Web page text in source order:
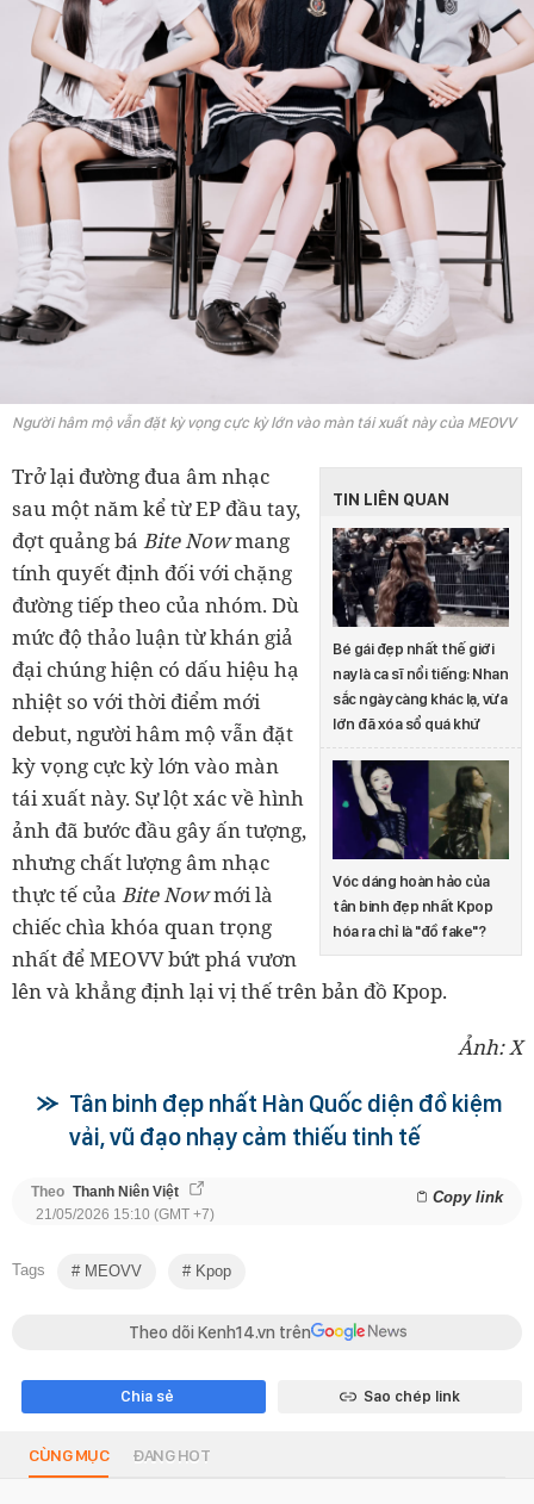
Người hâm mộ vẫn đặt kỳ vọng cực kỳ lớn vào màn tái xuất này của MEOVV
TIN LIÊN QUAN
Bé gái đẹp nhất thế giới
nay là ca sĩ nổi tiếng: Nhan
sắc ngày càng khác lạ, vừa
lớn đã xóa sổ quá khứ
Vóc dáng hoàn hảo của
tân binh đẹp nhất Kpop
hóa ra chỉ là "đồ fake"?
Trở lại đường đua âm nhạc
sau một năm kể từ EP đầu tay,
đợt quảng bá Bite Nowmang
tính quyết định đối với chặng
đường tiếp theo của nhóm. Dù
mức độ thảo luận từ khán giả
đại chúng hiện có dấu hiệu hạ
nhiệt so với thời điểm mới
debut, người hâm mộ vẫn đặt
kỳ vọng cực kỳ lớn vào màn
tái xuất này. Sự lột xác về hình
ảnh đã bước đầu gây ấn tượng,
nhưng chất lượng âm nhạc
thực tế của Bite Nowmới là
chiếc chìa khóa quan trọng
nhất để MEOVV bứt phá vươn
lên và khẳng định lại vị thế trên bản đồ Kpop.
Ảnh: X
Tân binh đẹp nhất Hàn Quốc diện đồ kiệm
vải, vũ đạo nhạy cảm thiếu tinh tế
Theo Thanh Niên Việt Copy link
21/05/2026 15:10 (GMT +7)
Tags MEOVV Kpop
Theo dõi Kenh14.vn trên
Chia sẻ Sao chép link
CÙNG MỤC ĐANG HOT